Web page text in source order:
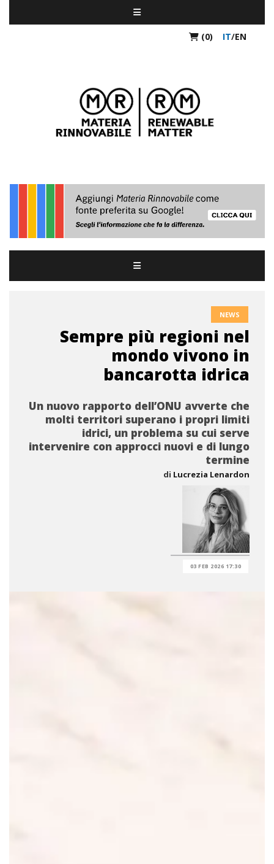
(0) IT/EN
NEWS
Sempre più regioni nel
mondo vivono in
bancarotta idrica
Un nuovo rapporto dell’ONU avverte che
molti territori superano i propri limiti
idrici, un problema su cui serve
intervenire con approcci nuovi e di lungo
termine
di Lucrezia Lenardon
03 FEB 2026 17:30